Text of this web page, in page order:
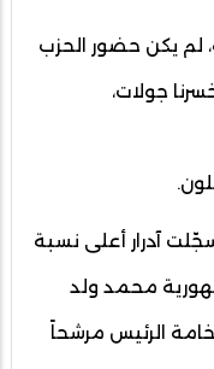
لم يكن حضور الحزب
جولات،
آدرار أعلى نسبة
محمد ولد
الرئيس مرشحاً